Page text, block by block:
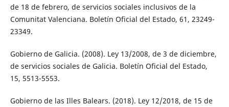
de 18 de febrero, de servicios sociales inclusivos de la
Comunitat Valenciana. Boletín Oficial del Estado, 61, 23249-
23349.
Gobierno de Galicia. (2008). Ley 13/2008, de 3 de diciembre,
de servicios sociales de Galicia. Boletín Oficial del Estado,
15, 5513-5553.
Gobierno de las Illes Balears. (2018). Ley 12/2018, de 15 de